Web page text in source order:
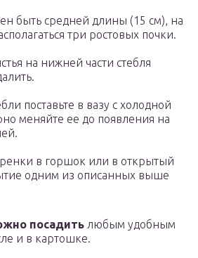
быть средней длины (15 см), на
три ростовых почки.
на нижней части стебля
поставьте в вазу с холодной
меняйте ее до появления на
в горшок или в открытый
одним из описанных выше
посадить любым удобным
и в картошке.